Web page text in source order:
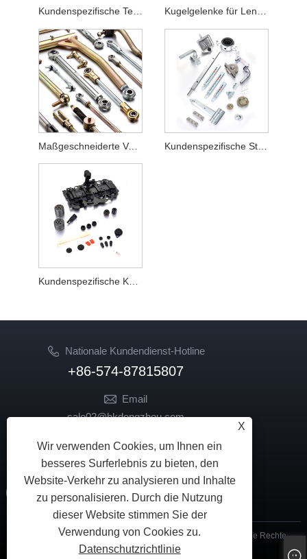
Kundenspezifische Teile-Hardware Kugelgelenke für Lenkung und Aufhängung
Maßgeschneiderte Verknüpfung Kundenspezifische Stanzteile
Kundenspezifische Kunststoffteile
Nationale Kundendienst-Hotline
+86-574-87815807
Email
sale02@hkdongzhou.com
FOLGEN SIE UNS
Copyright © 2024 Ningbo Dongzhou Transmission Co., Ltd. Alle Rechte
vorbehalten.
X
Wir verwenden Cookies, um Ihnen ein
besseres Surferlebnis zu bieten, den
Website-Verkehr zu analysieren und Inhalte
zu personalisieren. Durch die Nutzung
dieser Website stimmen Sie der
Verwendung von Cookies zu.
Datenschutzrichtlinie